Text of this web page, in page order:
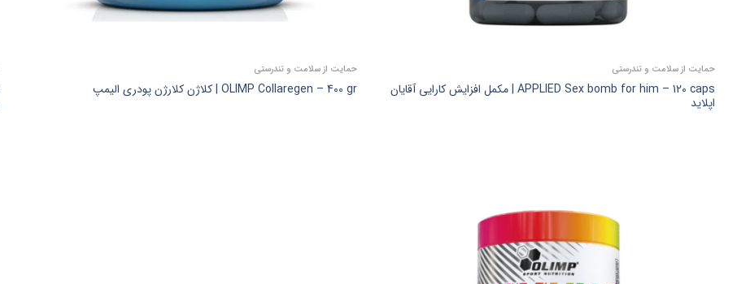
حمایت از سلامت و تندرستی
APPLIED Sex bomb for him – 120 caps | مکمل افزایش کارایی آقایان
اپلاید
حمایت از سلامت و تندرستی
OLIMP Collaregen – 400 gr | کلاژن کلارژن پودری الیمپ